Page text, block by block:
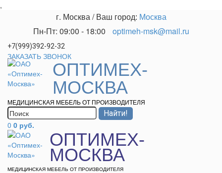
,
г. Москва/ Ваш город: Москва
Пн-Пт: 09:00 - 18:00 optimeh-msk@mail.ru
+7(999)392-92-32
ЗАКАЗАТЬ ЗВОНОК
ОПТИМЕХ-
МОСКВА
МЕДИЦИНСКАЯ МЕБЕЛЬ ОТ ПРОИЗВОДИТЕЛЯ
0 0 руб.
ОПТИМЕХ-
МОСКВА
МЕДИЦИНСКАЯ МЕБЕЛЬ ОТ ПРОИЗВОДИТЕЛЯ